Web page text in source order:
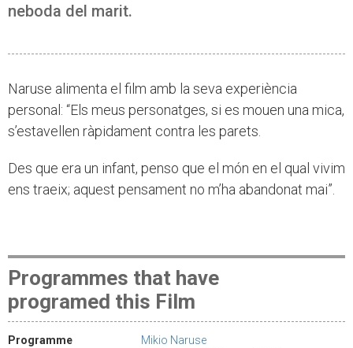
neboda del marit.
Naruse alimenta el film amb la seva experiència
personal: “Els meus personatges, si es mouen una mica,
s’estavellen ràpidament contra les parets.
Des que era un infant, penso que el món en el qual vivim
ens traeix; aquest pensament no m’ha abandonat mai”.
Programmes that have
programed this Film
Programme
Mikio Naruse